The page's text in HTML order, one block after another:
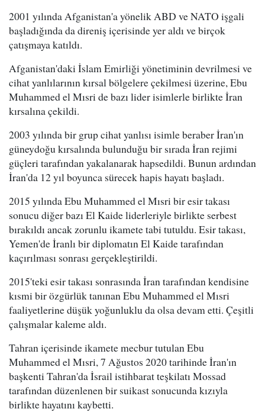
2001 yılında Afganistan'a yönelik ABD ve NATO işgali
başladığında da direniş içerisinde yer aldı ve birçok
çatışmaya katıldı.
Afganistan'daki İslam Emirliği yönetiminin devrilmesi ve
cihat yanlılarının kırsal bölgelere çekilmesi üzerine, Ebu
Muhammed el Mısri de bazı lider isimlerle birlikte İran
kırsalına çekildi.
2003 yılında bir grup cihat yanlısı isimle beraber İran'ın
güneydoğu kırsalında bulunduğu bir sırada İran rejimi
güçleri tarafından yakalanarak hapsedildi. Bunun ardından
İran'da 12 yıl boyunca sürecek hapis hayatı başladı.
2015 yılında Ebu Muhammed el Mısri bir esir takası
sonucu diğer bazı El Kaide liderleriyle birlikte serbest
bırakıldı ancak zorunlu ikamete tabi tutuldu. Esir takası,
Yemen'de İranlı bir diplomatın El Kaide tarafından
kaçırılması sonrası gerçekleştirildi.
2015'teki esir takası sonrasında İran tarafından kendisine
kısmi bir özgürlük tanınan Ebu Muhammed el Mısri
faaliyetlerine düşük yoğunluklu da olsa devam etti. Çeşitli
çalışmalar kaleme aldı.
Tahran içerisinde ikamete mecbur tutulan Ebu
Muhammed el Mısri, 7 Ağustos 2020 tarihinde İran'ın
başkenti Tahran'da İsrail istihbarat teşkilatı Mossad
tarafından düzenlenen bir suikast sonucunda kızıyla
birlikte hayatını kaybetti.